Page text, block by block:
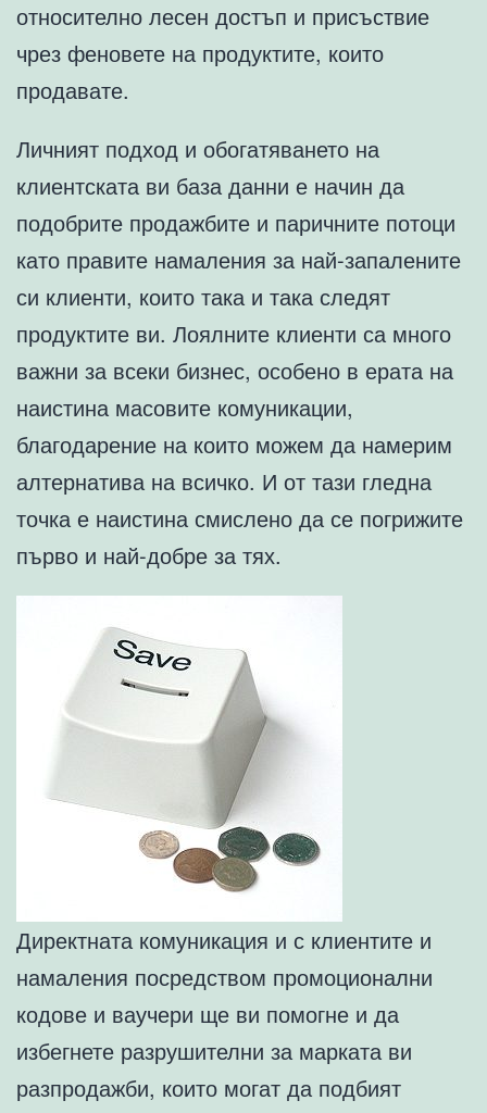
относително лесен достъп и присъствие
чрез феновете на продуктите, които
продавате.
Личният подход и обогатяването на
клиентската ви база данни е начин да
подобрите продажбите и паричните потоци
като правите намаления за най-запалените
си клиенти, които така и така следят
продуктите ви. Лоялните клиенти са много
важни за всеки бизнес, особено в ерата на
наистина масовите комуникации,
благодарение на които можем да намерим
алтернатива на всичко. И от тази гледна
точка е наистина смислено да се погрижите
първо и най-добре за тях.
Директната комуникация и с клиентите и
намаления посредством промоционални
кодове и ваучери ще ви помогне и да
избегнете разрушителни за марката ви
разпродажби, които могат да подбият